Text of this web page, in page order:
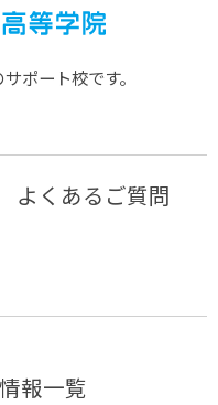
ポート校です。
よくあるご質問
報一覧